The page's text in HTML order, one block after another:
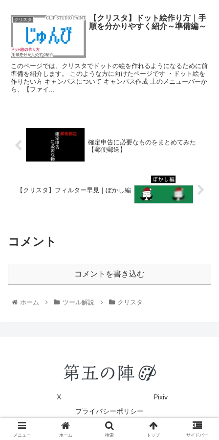
クリスタ
【クリスタ】ドット絵作り方｜手
順を分かりやすく紹介～準備編～
このページでは、クリスタでドットの絵を作れるようになるために前
準備を紹介します。 このような方に向けたページです ・ドット絵を
作りたい方 キャンパスについて キャンパス作成 上のメニューバーか
ら、【ファイ...
確定申告に必要なものをまとめてみた
【郵便郵送】
【クリスタ】フィルター早見｜ぼかし編
コメント
コメントを書き込む
ホーム ツール解説 クリスタ
X
Pixiv
プライバシーポリシー
© 2020 第五の陣.
メニュー ホーム 検索 トップ サイドバー